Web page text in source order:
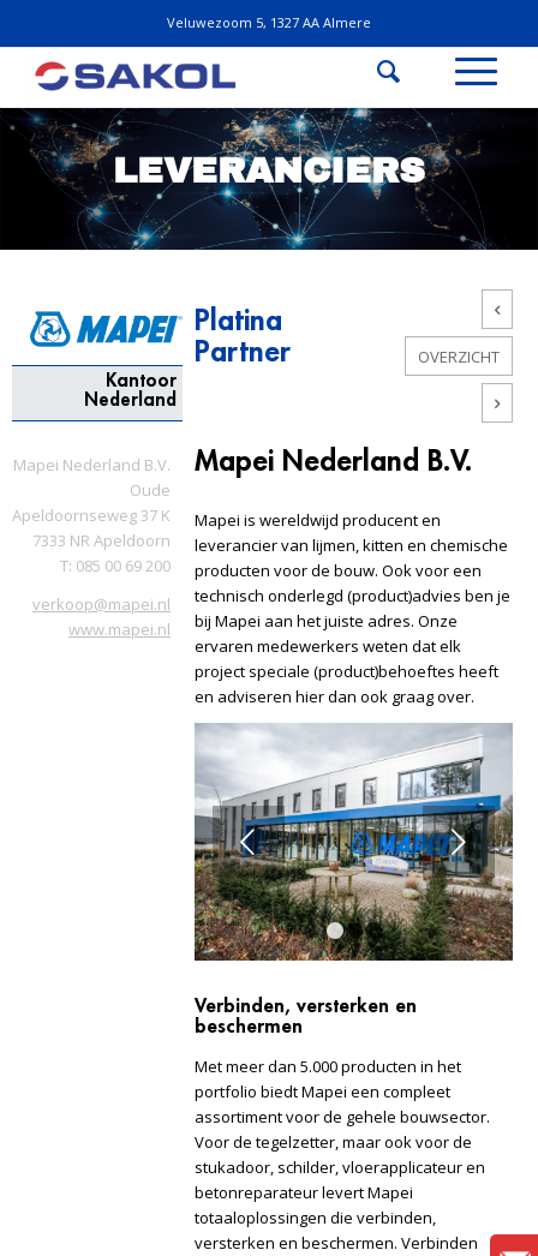
Veluwezoom 5, 1327 AA Almere
LEVERANCIERS
Kantoor
Nederland
Mapei Nederland B.V.
Oude
Apeldoornseweg 37 K
7333 NR Apeldoorn
T: 085 00 69 200
verkoop@mapei.nl
www.mapei.nl
Platina
Partner
OVERZICHT
Mapei Nederland B.V.
Mapei is wereldwijd producent en
leverancier van lijmen, kitten en chemische
producten voor de bouw. Ook voor een
technisch onderlegd (product)advies ben je
bij Mapei aan het juiste adres. Onze
ervaren medewerkers weten dat elk
project speciale (product)behoeftes heeft
en adviseren hier dan ook graag over.
Volgende
1 2 3
Verbinden, versterken en
beschermen
Met meer dan 5.000 producten in het
portfolio biedt Mapei een compleet
assortiment voor de gehele bouwsector.
Voor de tegelzetter, maar ook voor de
stukadoor, schilder, vloerapplicateur en
betonreparateur levert Mapei
totaaloplossingen die verbinden,
versterken en beschermen. Verbinden